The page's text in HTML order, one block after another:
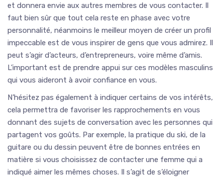
et donnera envie aux autres membres de vous contacter. Il
faut bien sûr que tout cela reste en phase avec votre
personnalité, néanmoins le meilleur moyen de créer un profil
impeccable est de vous inspirer de gens que vous admirez. Il
peut s’agir d’acteurs, d’entrepreneurs, voire même d’amis.
L’important est de prendre appui sur ces modèles masculins
qui vous aideront à avoir confiance en vous.
N’hésitez pas également à indiquer certains de vos intérêts,
cela permettra de favoriser les rapprochements en vous
donnant des sujets de conversation avec les personnes qui
partagent vos goûts. Par exemple, la pratique du ski, de la
guitare ou du dessin peuvent être de bonnes entrées en
matière si vous choisissez de contacter une femme qui a
indiqué aimer les mêmes choses. Il s’agit de s’éloigner